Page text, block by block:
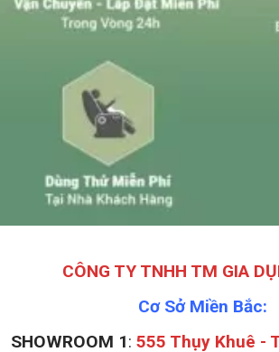
CÔNG TY TNHH TM GIA
Cơ Sở Miền Bắc:
SHOWROOM 1: 555 Thụy Khuê -